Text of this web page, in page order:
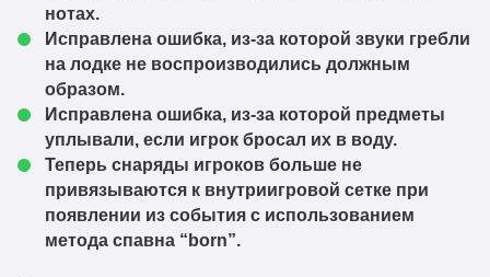
нотах.
Исправлена ошибка, из-за которой звуки гребли
на лодке не воспроизводились должным
образом.
Исправлена ошибка, из-за которой предметы
уплывали, если игрок бросал их в воду.
Теперь снаряды игроков больше не
привязываются к внутриигровой сетке при
появлении из события с использованием
метода спавна “born”.